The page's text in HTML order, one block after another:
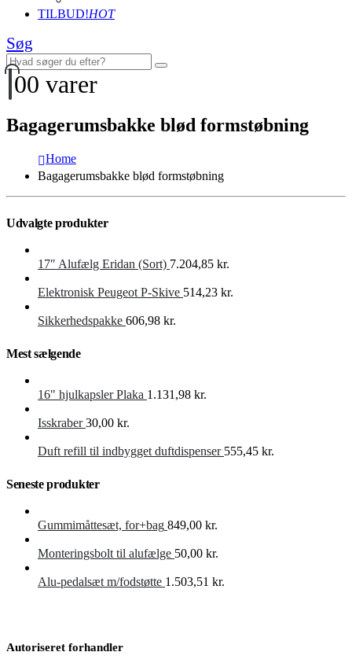
TILBUD!HOT
Søg
00 varer
Bagagerumsbakke blød formstøbning
Home
Bagagerumsbakke blød formstøbning
Udvalgte produkter
17″ Alufælg Eridan (Sort) 7.204,85 kr.
Elektronisk Peugeot P-Skive 514,23 kr.
Sikkerhedspakke 606,98 kr.
Mest sælgende
16" hjulkapsler Plaka 1.131,98 kr.
Isskraber 30,00 kr.
Duft refill til indbygget duftdispenser 555,45 kr.
Seneste produkter
Gummimåttesæt, for+bag 849,00 kr.
Monteringsbolt til alufælge 50,00 kr.
Alu-pedalsæt m/fodstøtte 1.503,51 kr.
Autoriseret forhandler